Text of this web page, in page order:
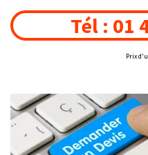
Tél : 01
Prix